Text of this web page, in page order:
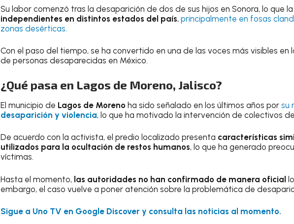
Su labor comenzó tras la desaparición de dos de sus hijos en Sonora, lo que
independientes en distintos estados del país, principalmente en fosas
zonas desérticas.
Con el paso del tiempo, se ha convertido en una de las voces más visibles en
de personas desaparecidas en México.
¿Qué pasa en Lagos de Moreno, Jalisco?
El municipio de Lagos de Moreno ha sido señalado en los últimos años por su
desaparición y violencia, lo que ha motivado la intervención de colectivos
De acuerdo con la activista, el predio localizado presenta características
utilizados para la ocultación de restos humanos, lo que ha generado
víctimas.
Hasta el momento, las autoridades no han confirmado de manera oficial
embargo, el caso vuelve a poner atención sobre la problemática de
Sigue a Uno TV en Google Discover y consulta las noticias al momento.